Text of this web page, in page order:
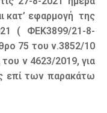
κατ’ εφαρμογή της
( ΦΕΚ3899/21-8-
75 του ν.3852/10
ν 4623/2019, για
επί των παρακάτω